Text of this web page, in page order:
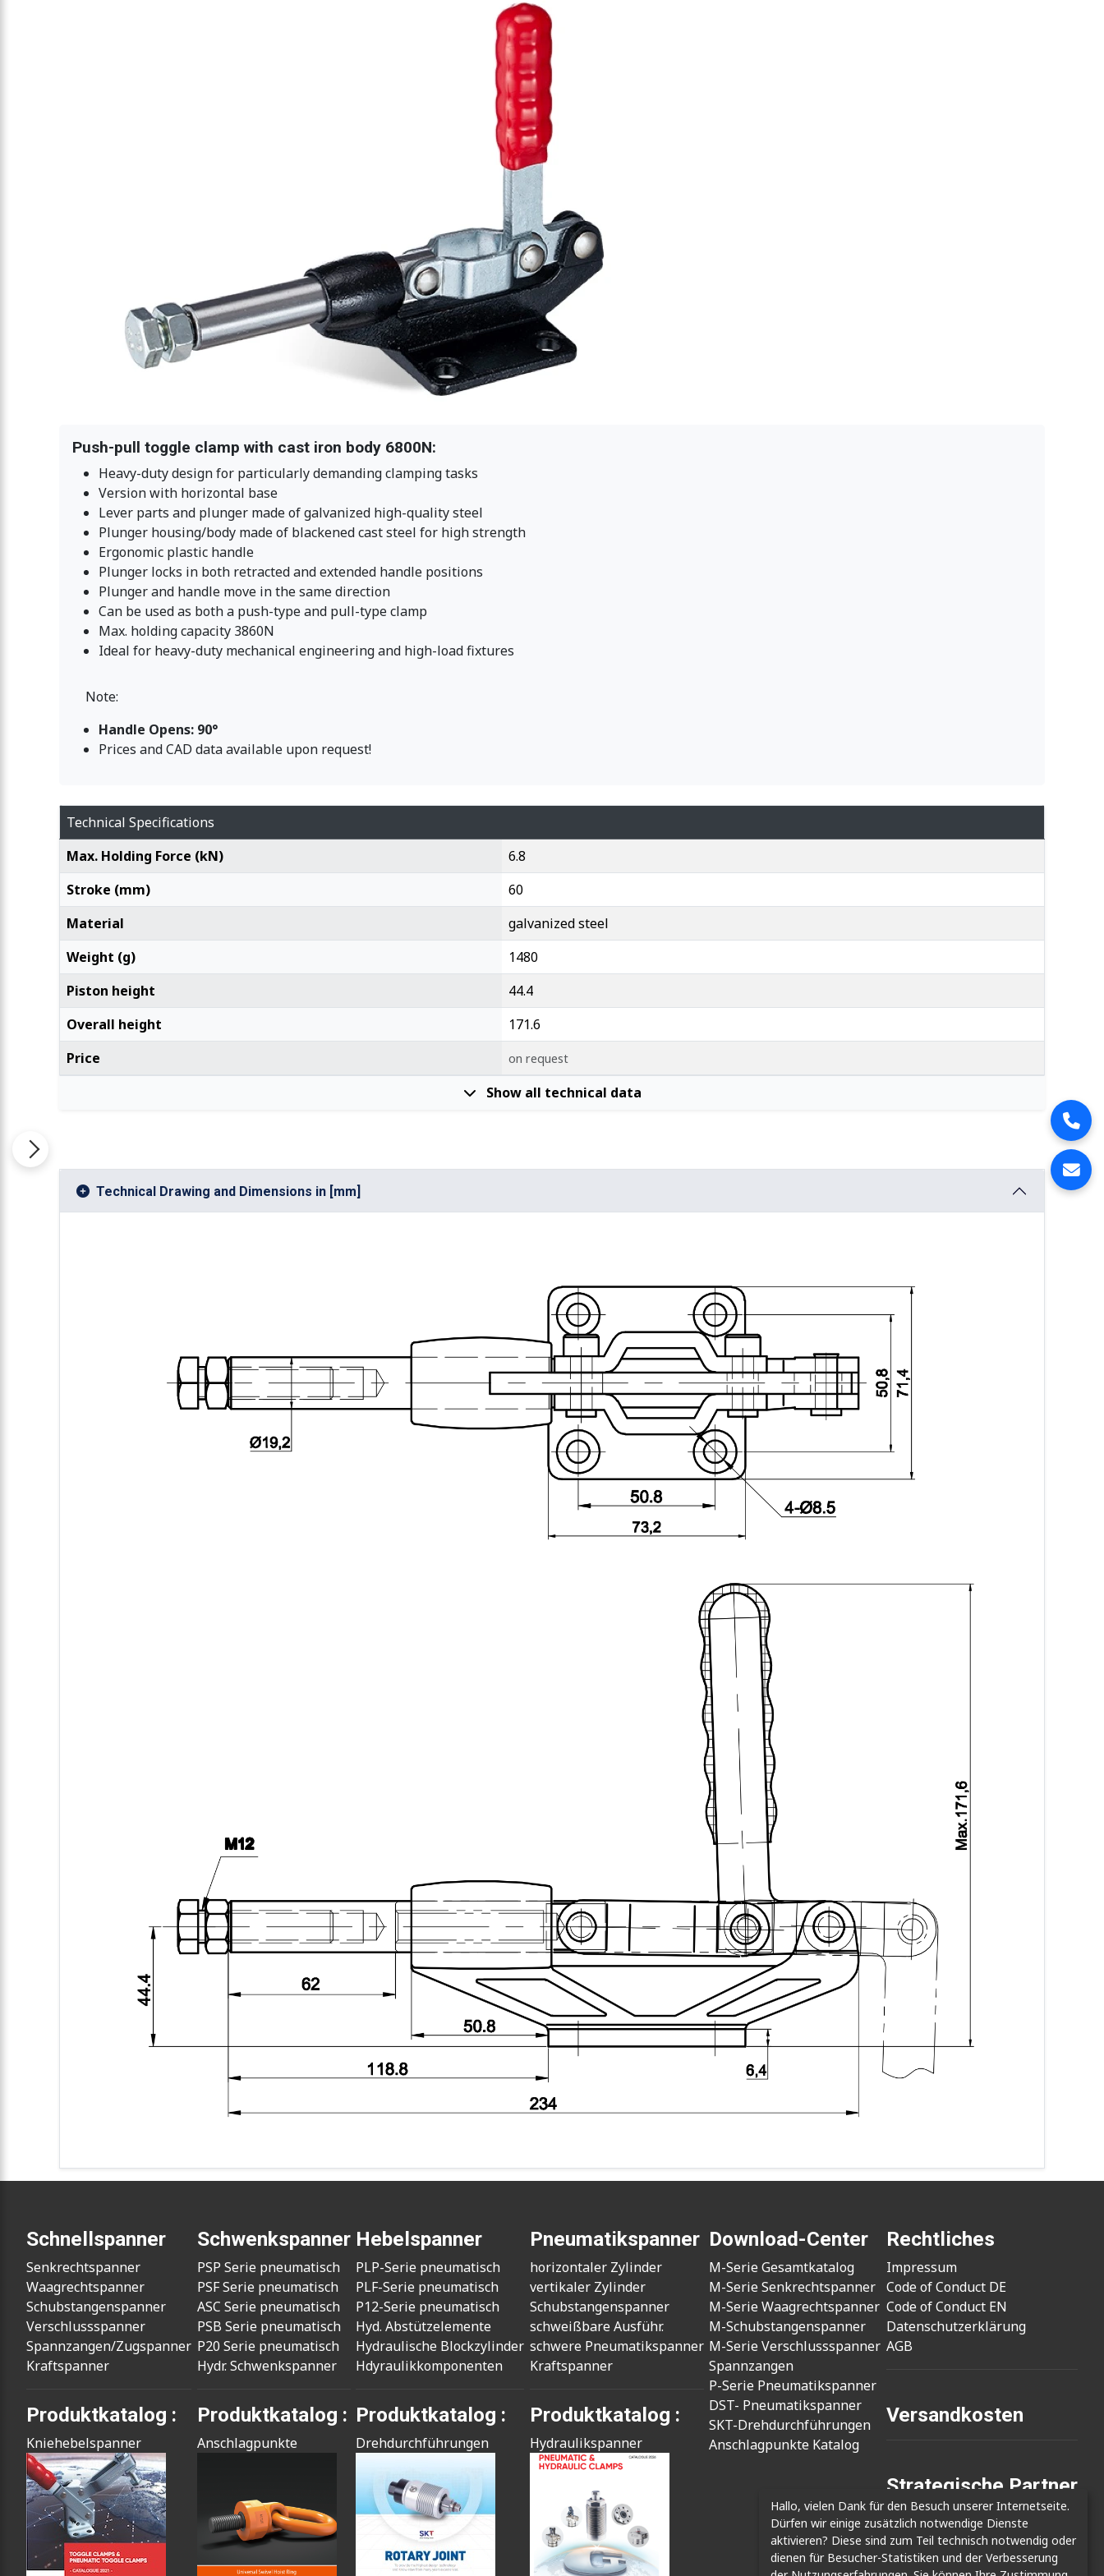
Push-pull toggle clamp with cast iron body 6800N:
Heavy-duty design for particularly demanding clamping tasks
Version with horizontal base
Lever parts and plunger made of galvanized high-quality steel
Plunger housing/body made of blackened cast steel for high strength
Ergonomic plastic handle
Plunger locks in both retracted and extended handle positions
Plunger and handle move in the same direction
Can be used as both a push-type and pull-type clamp
Max. holding capacity 3860N
Ideal for heavy-duty mechanical engineering and high-load fixtures
Note:
Handle Opens: 90°
Prices and CAD data available upon request!
Technical Specifications
Max. Holding Force (kN)
6.8
Stroke (mm)
60
Material
galvanized steel
Weight (g)
1480
Piston height
44.4
Overall height
171.6
Price
on request
Show all technical data
Technical Drawing and Dimensions in [mm]
Schnellspanner
Senkrechtspanner
Waagrechtspanner
Schubstangenspanner
Verschlussspanner
Spannzangen/Zugspanner
Kraftspanner
Produktkatalog :
Kniehebelspanner
Schwenkspanner
PSP Serie pneumatisch
PSF Serie pneumatisch
ASC Serie pneumatisch
PSB Serie pneumatisch
P20 Serie pneumatisch
Hydr. Schwenkspanner
Produktkatalog :
Anschlagpunkte
Hebelspanner
PLP-Serie pneumatisch
PLF-Serie pneumatisch
P12-Serie pneumatisch
Hyd. Abstützelemente
Hydraulische Blockzylinder
Hdyraulikkomponenten
Produktkatalog :
Drehdurchführungen
Pneumatikspanner
horizontaler Zylinder
vertikaler Zylinder
Schubstangenspanner
schweißbare Ausführ.
schwere Pneumatikspanner
Kraftspanner
Produktkatalog :
Hydraulikspanner
Download-Center
M-Serie Gesamtkatalog
M-Serie Senkrechtspanner
M-Serie Waagrechtspanner
M-Schubstangenspanner
M-Serie Verschlussspanner
Spannzangen
P-Serie Pneumatikspanner
DST- Pneumatikspanner
SKT-Drehdurchführungen
Anschlagpunkte Katalog
Rechtliches
Impressum
Code of Conduct DE
Code of Conduct EN
Datenschutzerklärung
AGB
Versandkosten
Strategische Partner
- Cizmak Mak. San.
- Clamptek Enterprise Co., Ltd.
- Shin Kwang Tech
Hallo, vielen Dank für den Besuch unserer Internetseite.
Dürfen wir einige zusätzlich notwendige Dienste
aktivieren? Diese sind zum Teil technisch notwendig oder
dienen für Besucher-Statistiken und der Verbesserung